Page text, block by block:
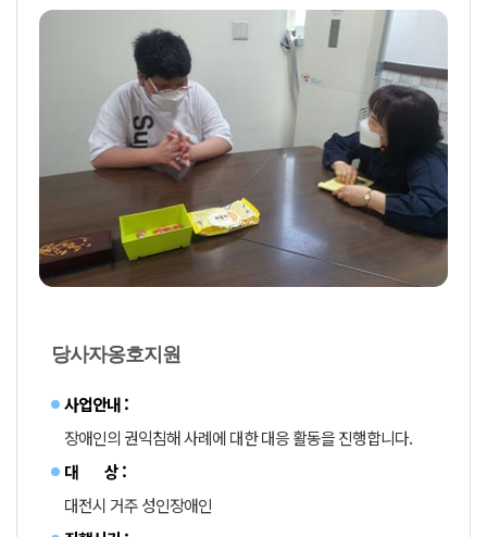
당사자옹호지원
사업안내 :
장애인의 권익침해 사례에 대한 대응 활동을 진행합니다.
대 상 :
대전시 거주 성인장애인